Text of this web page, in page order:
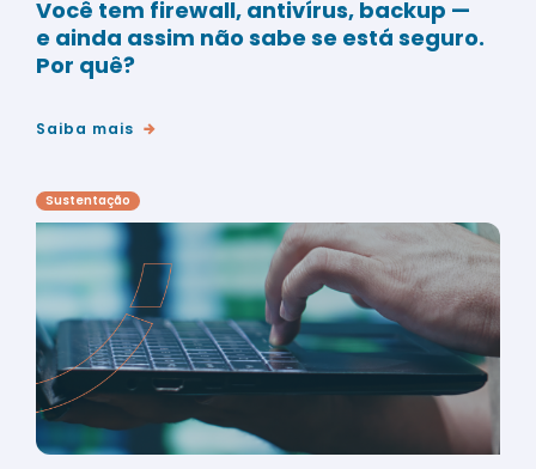
Você tem firewall, antivírus, backup —
e ainda assim não sabe se está seguro.
Por quê?
Saiba mais
Sustentação